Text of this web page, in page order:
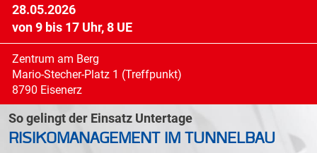
So gelingt der Einsatz Untertage
RISIKOMANAGEMENT IM TUNNELBAU
28.05.2026
von 9 bis 17 Uhr, 8 UE
Zentrum am Berg
Mario-Stecher-Platz 1 (Treffpunkt)
8790 Eisenerz